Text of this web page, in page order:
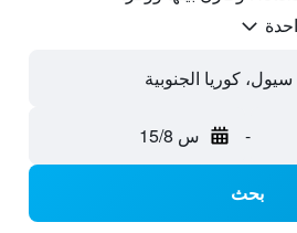
- س 15/8
بحث